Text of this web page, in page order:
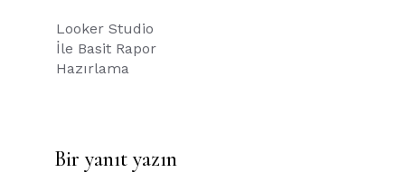
Yazı
gezinmesi
Looker Studio
İle Basit Rapor
Hazırlama
Bir yanıt yazın